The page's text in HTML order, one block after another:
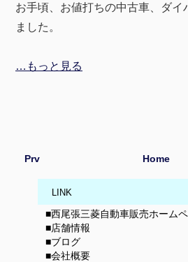
お手頃、お値打ちの中古車、ダイ
ました。
…もっと見る
Prv Home
LINK
■西尾張三菱自動車販売ホーム
■店舗情報
■ブログ
■会社概要